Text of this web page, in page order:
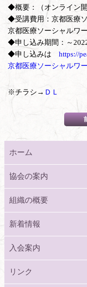
◆概要：（オンライン
◆受講費用：京都医療
京都医療ソーシャルワ
◆申し込み期間：～
◆申し込みは https://
京都医療ソーシャルワ
※チラシ→ ＤＬ
ホーム
協会の案内
組織の概要
新着情報
入会案内
リンク